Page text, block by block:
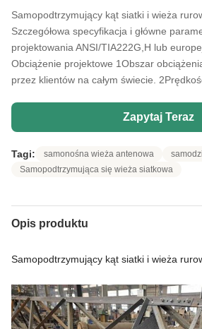
Samopodtrzymujący kąt siatki i wieża
Szczegółowa specyfikacja i główne
projektowania ANSI/TIA222G,H lub
Obciążenie projektowe 1Obszar
przez klientów na całym świecie.
Zapytaj Teraz
Tagi: samonośna wieża antenowa
Samopodtrzymująca się wieża siatkowa
Opis produktu
Samopodtrzymujący kąt siatki i wieża